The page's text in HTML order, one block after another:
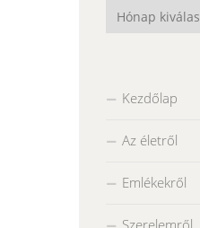
Archívum
Kezdőlap
Az életről
Emlékekről
Szerelemről